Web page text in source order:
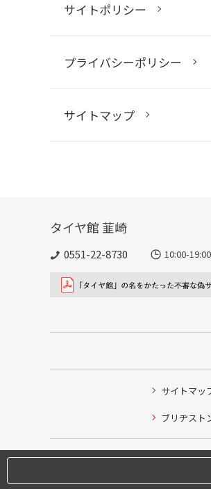
サイトポリシー
プライバシーポリシー
サイトマップ
タイヤ館 韮崎
0551-22-8730 10:00-19:00
サイトマッ
ブリヂスト
タイヤ点検・安全点検/タイヤ履